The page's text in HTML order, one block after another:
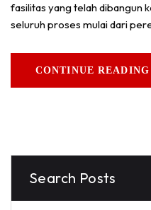
fasilitas yang telah dibangun
seluruh proses mulai dari
CONTINUE READING
Search Posts